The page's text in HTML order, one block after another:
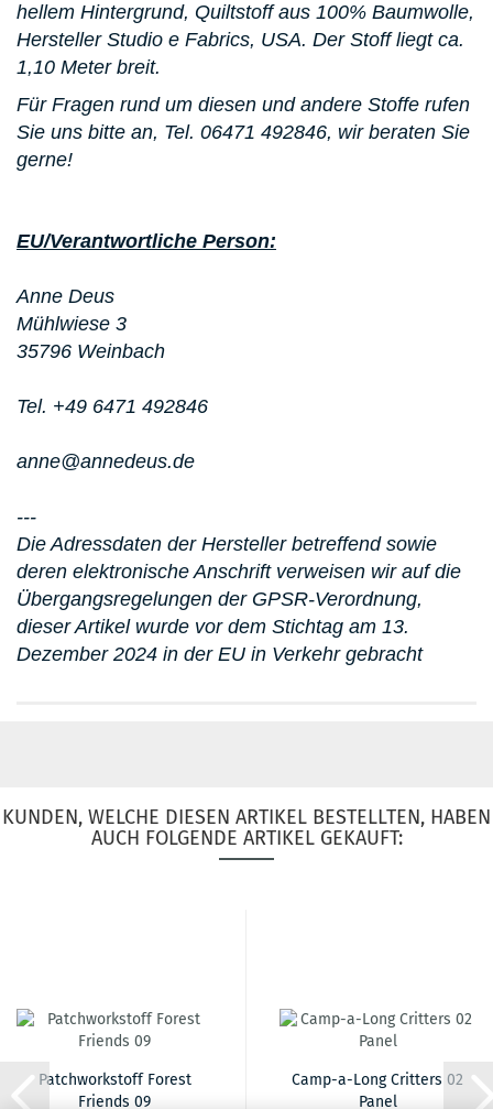
hellem Hintergrund, Quiltstoff aus 100% Baumwolle,
Hersteller Studio e Fabrics, USA. Der Stoff liegt ca.
1,10 Meter breit.
Für Fragen rund um diesen und andere Stoffe rufen
Sie uns bitte an, Tel. 06471 492846, wir beraten Sie
gerne!
EU/Verantwortliche Person:
Anne Deus
Mühlwiese 3
35796 Weinbach
Tel. +49 6471 492846
anne@annedeus.de
---
Die Adressdaten der Hersteller betreffend sowie
deren elektronische Anschrift verweisen wir auf die
Übergangsregelungen der GPSR-Verordnung,
dieser Artikel wurde vor dem Stichtag am 13.
Dezember 2024 in der EU in Verkehr gebracht
KUNDEN, WELCHE DIESEN ARTIKEL BESTELLTEN, HABEN
AUCH FOLGENDE ARTIKEL GEKAUFT:
Patchworkstoff Forest
Friends 09
Camp-a-Long Critters 02
Panel